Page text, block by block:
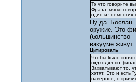
То что говорите
Фраза, мягко
один из немногих
Ну да. Беслан
оружие. Это
(большинство
вакууме
Цитировать
Чтобы было
подходил по
Захватывают то,
хотят. Это и есть
наверное, о